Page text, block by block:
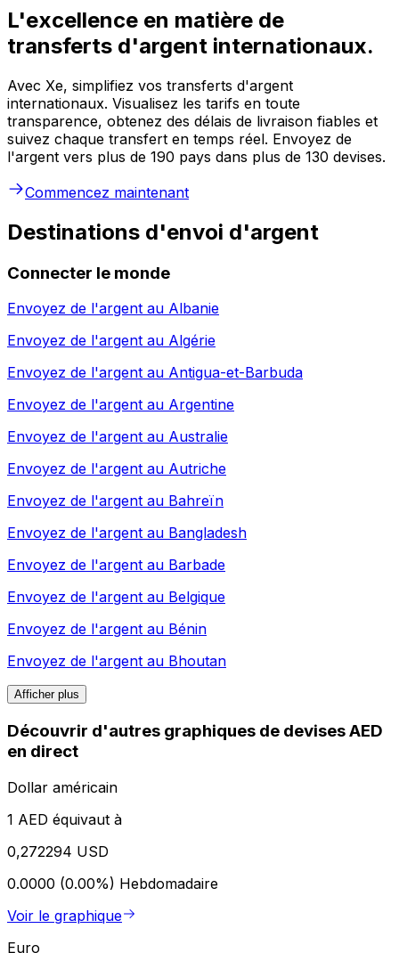
L'excellence en matière de
transferts d'argent internationaux.
Avec Xe, simplifiez vos transferts d'argent
internationaux. Visualisez les tarifs en toute
transparence, obtenez des délais de livraison fiables et
suivez chaque transfert en temps réel. Envoyez de
l'argent vers plus de 190 pays dans plus de 130 devises.
Commencez maintenant
Destinations d'envoi d'argent
Connecter le monde
Envoyez de l'argent au Albanie
Envoyez de l'argent au Algérie
Envoyez de l'argent au Antigua-et-Barbuda
Envoyez de l'argent au Argentine
Envoyez de l'argent au Australie
Envoyez de l'argent au Autriche
Envoyez de l'argent au Bahreïn
Envoyez de l'argent au Bangladesh
Envoyez de l'argent au Barbade
Envoyez de l'argent au Belgique
Envoyez de l'argent au Bénin
Envoyez de l'argent au Bhoutan
Afficher plus
Découvrir d'autres graphiques de devises AED
en direct
Dollar américain
1 AED équivaut à
0,272294 USD
0.0000 (0.00%) Hebdomadaire
Voir le graphique
Euro